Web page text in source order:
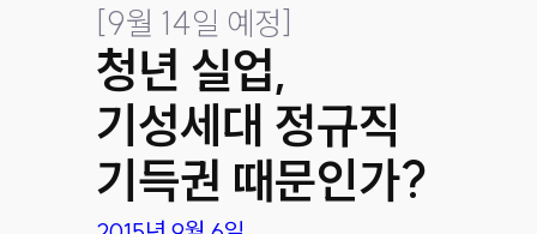
[9월 14일 예정]
청년 실업,
기성세대 정규직
기득권 때문인가?